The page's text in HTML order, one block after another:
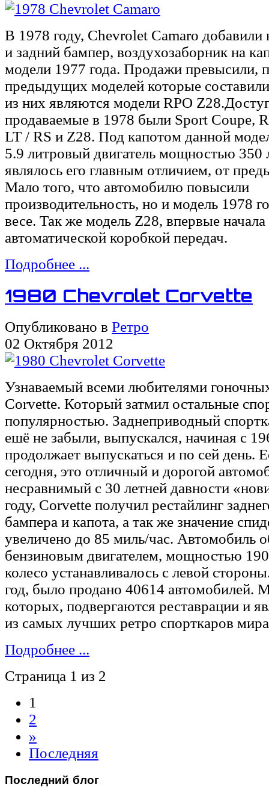
В 1978 году, Chevrolet Camaro
и задний бампер, воздухозаборник на
модели 1977 года. Продажи превысили,
предыдущих моделей которые
из них являются модели RPO
продаваемые в 1978 были Sport Coupe,
LT / RS и Z28. Под капотом данной
5.9 литровый двигатель мощностью 350
являлось его главным отличием, от
Мало того, что автомобилю повысили
производительность, но и модель 1978
весе. Так же модель Z28, впервые начала
автоматической коробкой передач.
Подробнее ...
1980 Chevrolet Corvette
Опубликовано в Ретро
02 Октября 2012
Узнаваемый всеми любителями
Corvette. Который затмил остальные
популярностью. Заднеприводный
ешё не забыли, выпускался, начиная с
продолжает выпускаться и по сей день.
сегодня, это отличный и дорогой
несравнимый с 30 летней давности
году, Corvette получил рестайлинг
бампера и капота, а так же значение
увеличено до 85 миль/час. Автомобиль
бензиновым двигателем, мощностью
колесо устанавливалось с левой
год, было продано 40614 автомобилей.
которых, подвергаются реставрации и
из самых лучших ретро спорткаров
Подробнее ...
Страница 1 из 2
1
2
»
Последняя
Последний блог